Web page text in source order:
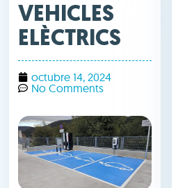
VEHICLES
ELÈCTRICS
octubre 14, 2024
No Comments